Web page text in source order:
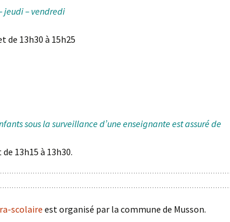
des primaires de
des maternelles
jeudi – vendredi
de 13h30 à 15h25
sous la surveillance d’une enseignante est assuré de
13h15 à 13h30.
scolaireest organisé par la commune de Musson.